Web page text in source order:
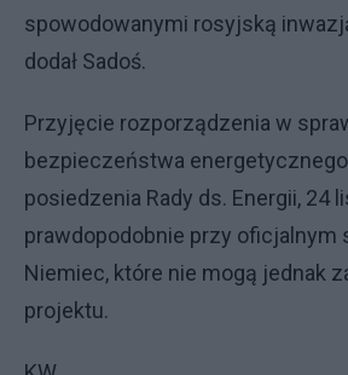
spowodowanymi rosyjską
dodał Sadoś.
Przyjęcie rozporządzenia w
bezpieczeństwa
posiedzenia Rady ds. Energii, 24
prawdopodobnie przy oficjalnym
Niemiec, które nie mogą jednak
projektu.